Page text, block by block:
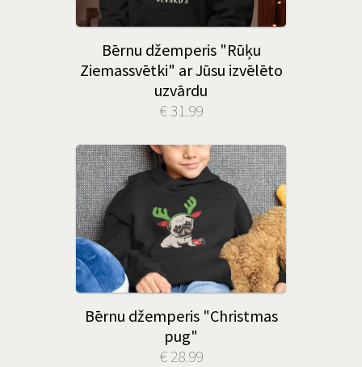
Bērnu džemperis "Rūķu
Ziemassvētki" ar Jūsu izvēlēto
uzvārdu
€ 31.99
Bērnu džemperis "Christmas
pug"
€ 28.99